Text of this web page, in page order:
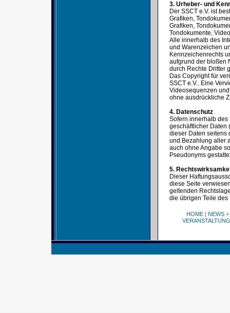
3. Urheber- und
Der SSCT e.V. ist
Grafiken,
Grafiken,
Tondokumente,
Alle innerhalb des
und Warenzeichen
Kennzeichenrechts
aufgrund der bloßen
durch Rechte Dritter
Das Copyright für
SSCT e.V.. Eine
Videosequenzen
ohne ausdrückliche
4. Datenschutz
Sofern innerhalb
geschäftlicher Daten
dieser Daten seitens
und Bezahlung aller
auch ohne Angabe
Pseudonyms
5.
Dieser
diese Seite
geltenden
die übrigen Teile
HOME| NEWS